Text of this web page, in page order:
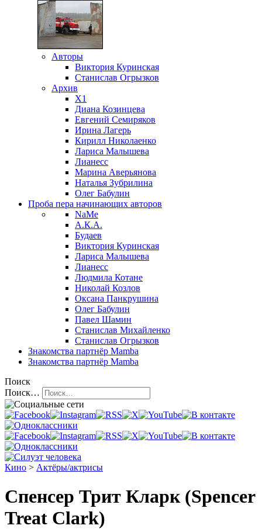
Авторы
Виктория Куринская
Станислав Огрызков
Архив
X1
Диана Козинцева
Евгений Семиряков
Ирина Лагерь
Кирилл Николаенко
Лариса Малышева
Лианесс
Марина Аверьянова
Наталья Зубрилина
Олег Бабулин
Проба пера начинающих авторов
NaMe
А.К.А.
Будаев
Виктория Куринская
Лариса Малышева
Лианесс
Людмила Котане
Николай Козлов
Оксана Панкрушина
Олег Бабулин
Павел Шамин
Станислав Михайленко
Станислав Огрызков
Знакомства партнёр Mamba
Знакомства партнёр Mamba
Поиск
Поиск…
Кино > Актёры/актрисы
Спенсер Трит Кларк (Spencer
Treat Clark)